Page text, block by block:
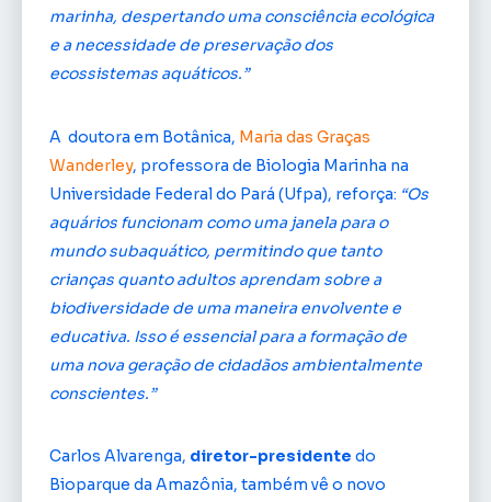
marinha, despertando uma consciência ecológica
e a necessidade de preservação dos
ecossistemas aquáticos.”
A doutora em Botânica, Maria das Graças
Wanderley, professora de Biologia Marinha na
Universidade Federal do Pará (Ufpa), reforça: “Os
aquários funcionam como uma janela para o
mundo subaquático, permitindo que tanto
crianças quanto adultos aprendam sobre a
biodiversidade de uma maneira envolvente e
educativa. Isso é essencial para a formação de
uma nova geração de cidadãos ambientalmente
conscientes.”
Carlos Alvarenga, diretor-presidente do
Bioparque da Amazônia, também vê o novo